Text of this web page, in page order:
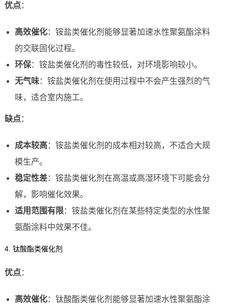
优点：
高效催化：铵盐类催化剂能够显著加速水性聚氨酯涂料
的交联固化过程。
环保：铵盐类催化剂的毒性较低，对环境影响较小。
无气味：铵盐类催化剂在使用过程中不会产生强烈的气
味，适合室内施工。
缺点：
成本较高：铵盐类催化剂的成本相对较高，不适合大规
模生产。
稳定性差：铵盐类催化剂在高温或高湿环境下可能会分
解，影响催化效果。
适用范围有限：铵盐类催化剂在某些特定类型的水性聚
氨酯涂料中效果不佳。
4. 钛酸酯类催化剂
优点：
高效催化：钛酸酯类催化剂能够显著加速水性聚氨酯涂